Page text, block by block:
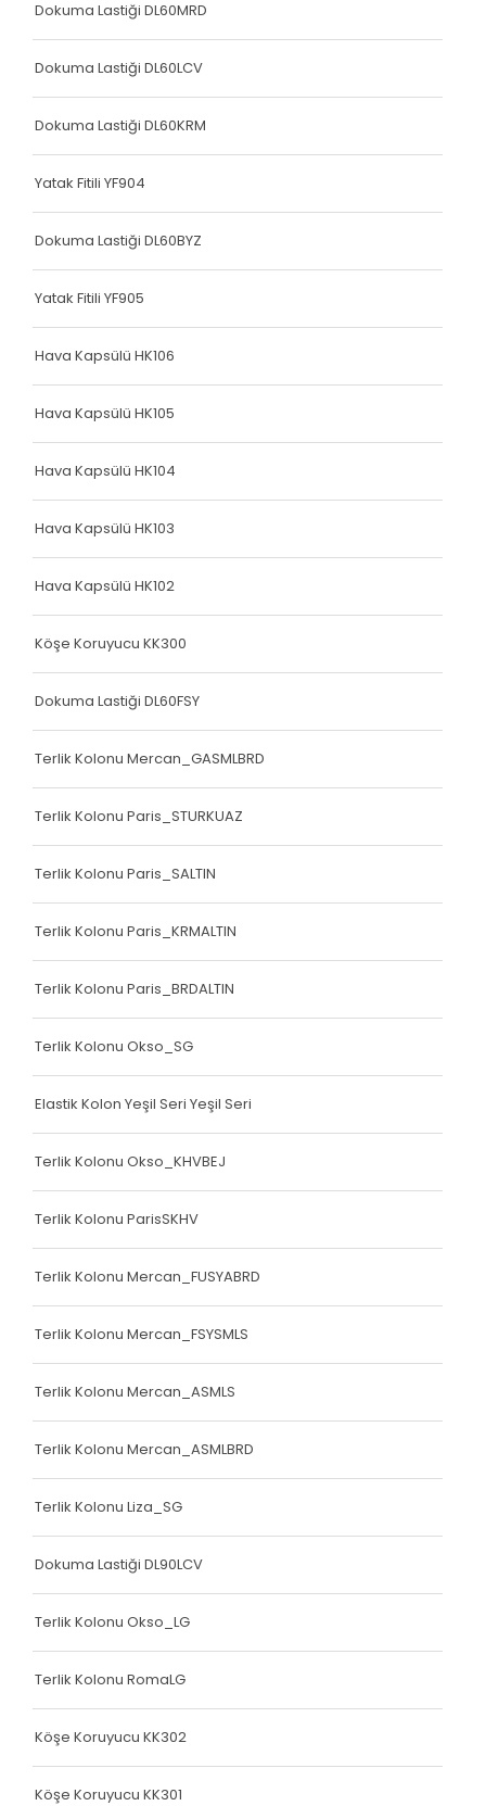
Dokuma Lastiği DL60MRD
Dokuma Lastiği DL60LCV
Dokuma Lastiği DL60KRM
Yatak Fitili YF904
Dokuma Lastiği DL60BYZ
Yatak Fitili YF905
Hava Kapsülü HK106
Hava Kapsülü HK105
Hava Kapsülü HK104
Hava Kapsülü HK103
Hava Kapsülü HK102
Köşe Koruyucu KK300
Dokuma Lastiği DL60FSY
Terlik Kolonu Mercan_GASMLBRD
Terlik Kolonu Paris_STURKUAZ
Terlik Kolonu Paris_SALTIN
Terlik Kolonu Paris_KRMALTIN
Terlik Kolonu Paris_BRDALTIN
Terlik Kolonu Okso_SG
Elastik Kolon Yeşil Seri Yeşil Seri
Terlik Kolonu Okso_KHVBEJ
Terlik Kolonu ParisSKHV
Terlik Kolonu Mercan_FUSYABRD
Terlik Kolonu Mercan_FSYSMLS
Terlik Kolonu Mercan_ASMLS
Terlik Kolonu Mercan_ASMLBRD
Terlik Kolonu Liza_SG
Dokuma Lastiği DL90LCV
Terlik Kolonu Okso_LG
Terlik Kolonu RomaLG
Köşe Koruyucu KK302
Köşe Koruyucu KK301